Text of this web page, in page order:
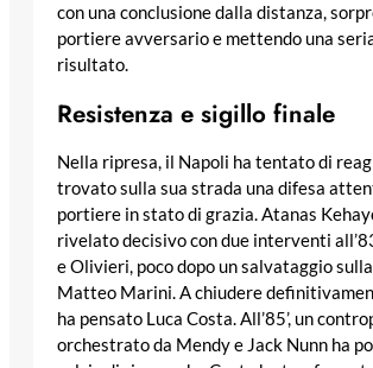
con una conclusione dalla distanza,
portiere avversario e mettendo una
risultato.
Resistenza e sigillo finale
Nella ripresa, il Napoli ha tentato di
trovato sulla sua strada una difesa
portiere in stato di grazia. Atanas
rivelato decisivo con due interventi
e Olivieri, poco dopo un salvataggio
Matteo Marini. A chiudere
ha pensato Luca Costa. All’85’, un
orchestrato da Mendy e Jack Nunn ha